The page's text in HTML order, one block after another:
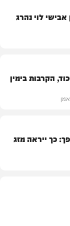
לוי נהרג
הקרבות בימין
כך ייראה מזג